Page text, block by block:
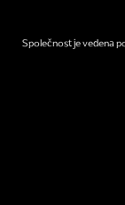
Společnost je vedena